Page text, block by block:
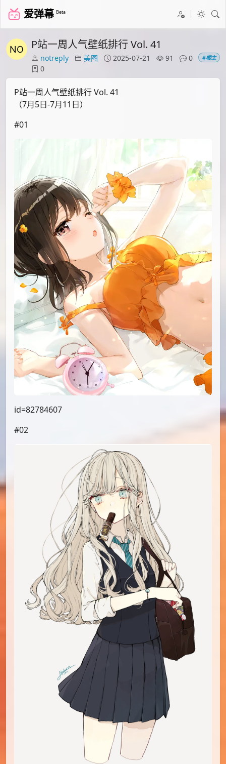
爱弹幕 Beta
P站一周人气壁纸排行 Vol. 41
notreply 美图 2025-07-21 91
0
0
#楼主
P站一周人气壁纸排行 Vol. 41
（7月5日-7月11日）
#01
id=82784607
#02